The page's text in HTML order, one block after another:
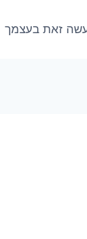
זאת בעצמך